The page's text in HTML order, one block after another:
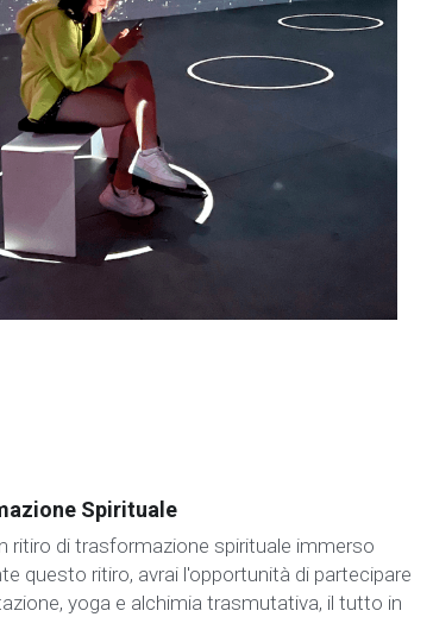
Spirituale
ritiro di trasformazione spirituale immerso
questo ritiro, avrai l'opportunità di partecipare
yoga e alchimia trasmutativa, il tutto in